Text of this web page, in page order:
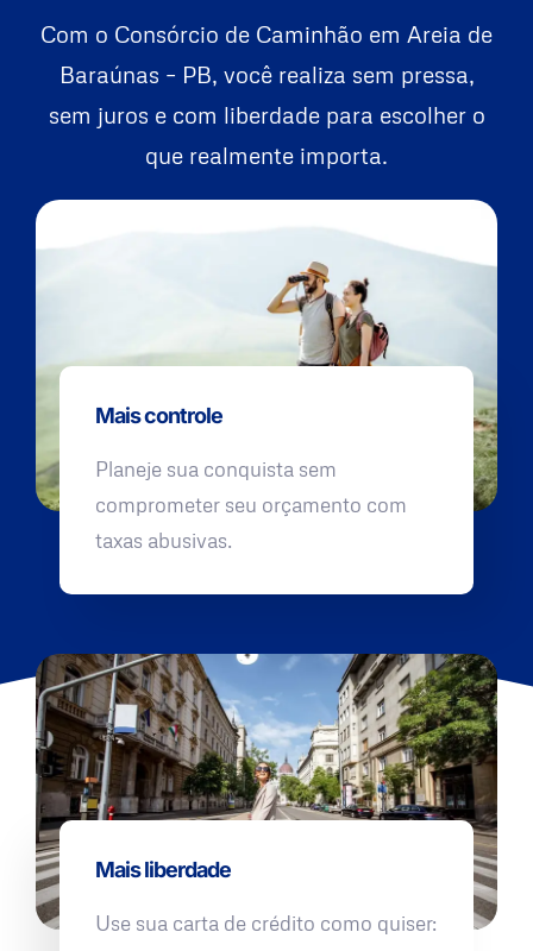
Com o Consórcio de Caminhão em Areia de
Baraúnas – PB, você realiza sem pressa,
sem juros e com liberdade para escolher o
que realmente importa.
Mais controle
Planeje sua conquista sem
comprometer seu orçamento com
taxas abusivas.
Mais liberdade
Use sua carta de crédito como quiser: